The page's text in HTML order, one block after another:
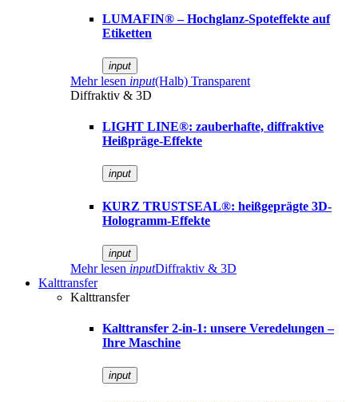
LUMAFIN® – Hochglanz-Spoteffekte auf
Etiketten
input
Mehr lesen input(Halb) Transparent
Diffraktiv & 3D
LIGHT LINE®: zauberhafte, diffraktive
Heißpräge-Effekte
input
KURZ TRUSTSEAL®: heißgeprägte 3D-
Hologramm-Effekte
input
Mehr lesen inputDiffraktiv & 3D
Kalttransfer
Kalttransfer
Kalttransfer 2-in-1: unsere Veredelungen –
Ihre Maschine
input